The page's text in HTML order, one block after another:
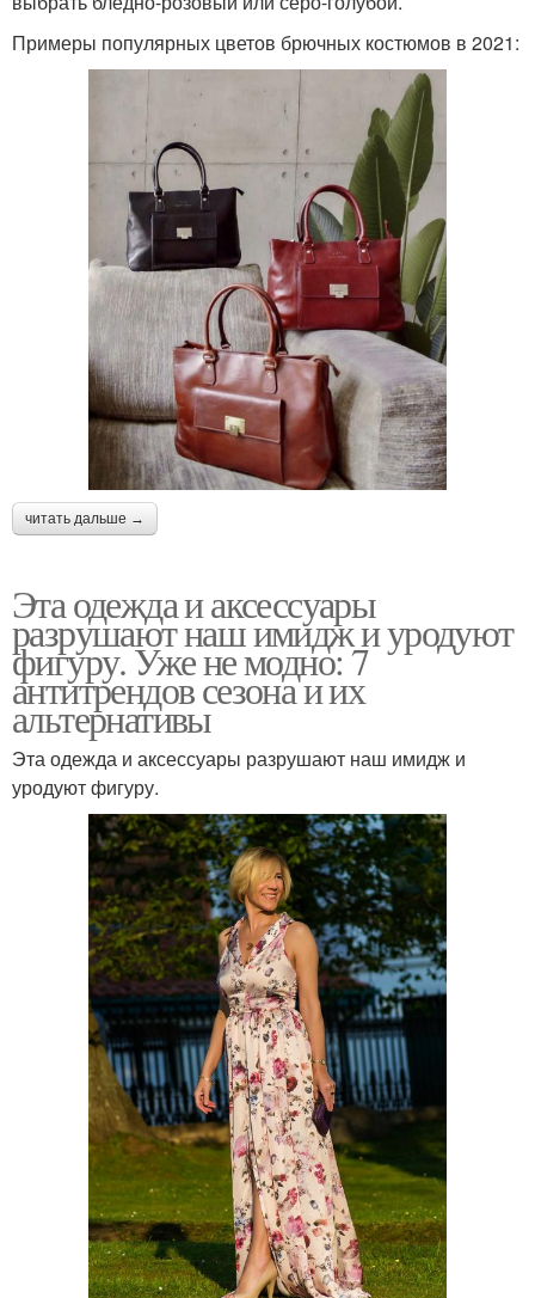
Примеры популярных цветов брючных костюмов в 2021:
читать дальше →
Эта одежда и аксессуары
разрушают наш имидж и уродуют
фигуру. Уже не модно: 7
антитрендов сезона и их
альтернативы
Эта одежда и аксессуары разрушают наш имидж и
уродуют фигуру.